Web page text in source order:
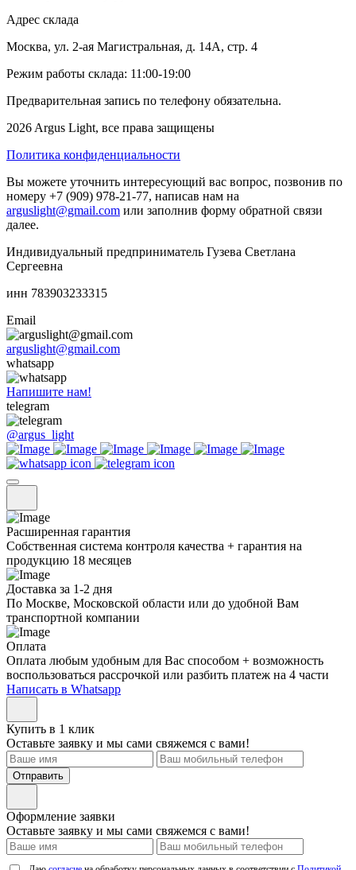
Адрес склада
Москва, ул. 2-ая Магистральная, д. 14А, стр. 4
Режим работы склада: 11:00-19:00
Предварительная запись по телефону обязательна.
2026 Argus Light, все права защищены
Политика конфиденциальности
Вы можете уточнить интересующий вас вопрос, позвонив по
номеру +7 (909) 978-21-77, написав нам на
arguslight@gmail.com или заполнив форму обратной связи
далее.
Индивидуальный предприниматель Гузева Светлана
Сергеевна
инн 783903233315
Email
arguslight@gmail.com
whatsapp
Напишите нам!
telegram
@argus_light
Расширенная гарантия
Собственная система контроля качества + гарантия на
продукцию 18 месяцев
Доставка за 1-2 дня
По Москве, Московской области или до удобной Вам
транспортной компании
Оплата
Оплата любым удобным для Вас способом + возможность
воспользоваться рассрочкой или разбить платеж на 4 части
Написать в Whatsapp
Купить в 1 клик
Оставьте заявку и мы сами свяжемся с вами!
Отправить
Оформление заявки
Оставьте заявку и мы сами свяжемся с вами!